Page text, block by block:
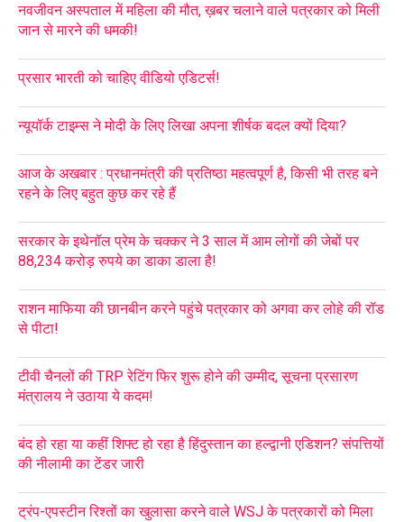
नवजीवन अस्पताल में महिला की मौत, ख़बर चलाने वाले पत्रकार को मिली
जान से मारने की धमकी!
प्रसार भारती को चाहिए वीडियो एडिटर्स!
न्यूयॉर्क टाइम्स ने मोदी के लिए लिखा अपना शीर्षक बदल क्यों दिया?
आज के अखबार : प्रधानमंत्री की प्रतिष्ठा महत्वपूर्ण है, किसी भी तरह बने
रहने के लिए बहुत कुछ कर रहे हैं
सरकार के इथेनॉल प्रेम के चक्कर ने 3 साल में आम लोगों की जेबों पर
88,234 करोड़ रुपये का डाका डाला है!
राशन माफिया की छानबीन करने पहुंचे पत्रकार को अगवा कर लोहे की रॉड
से पीटा!
टीवी चैनलों की TRP रेटिंग फिर शुरू होने की उम्मीद, सूचना प्रसारण
मंत्रालय ने उठाया ये कदम!
बंद हो रहा या कहीं शिफ्ट हो रहा है हिंदुस्तान का हल्द्वानी एडिशन? संपत्तियों
की नीलामी का टेंडर जारी
ट्रंप-एपस्टीन रिश्तों का खुलासा करने वाले WSJ के पत्रकारों को मिला